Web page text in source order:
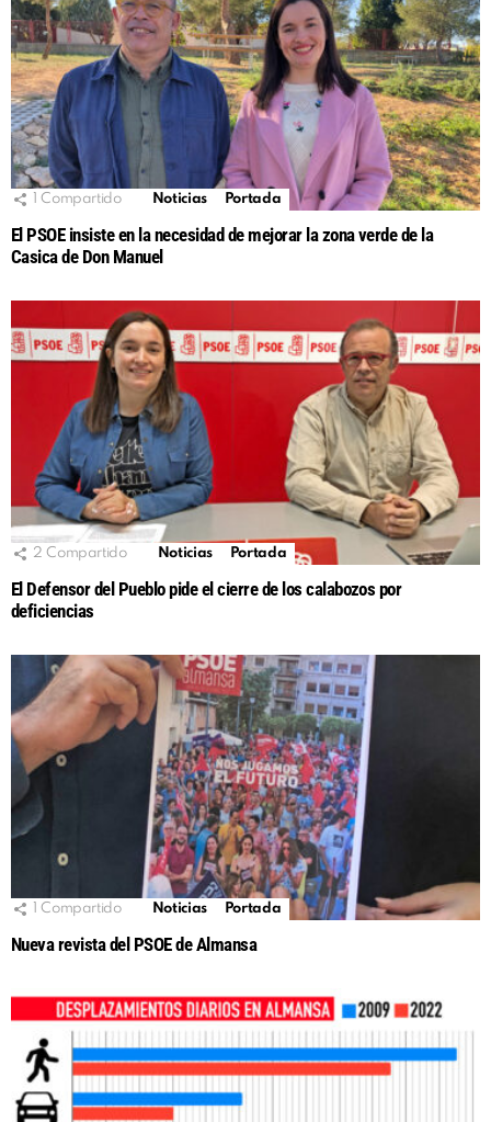
Compartido Noticias Portada
El PSOE insiste en la necesidad de mejorar la zona verde de la
Casica de Don Manuel
2 Compartido Noticias Portada
El Defensor del Pueblo pide el cierre de los calabozos por
deficiencias
Compartido Noticias Portada
Nueva revista del PSOE de Almansa